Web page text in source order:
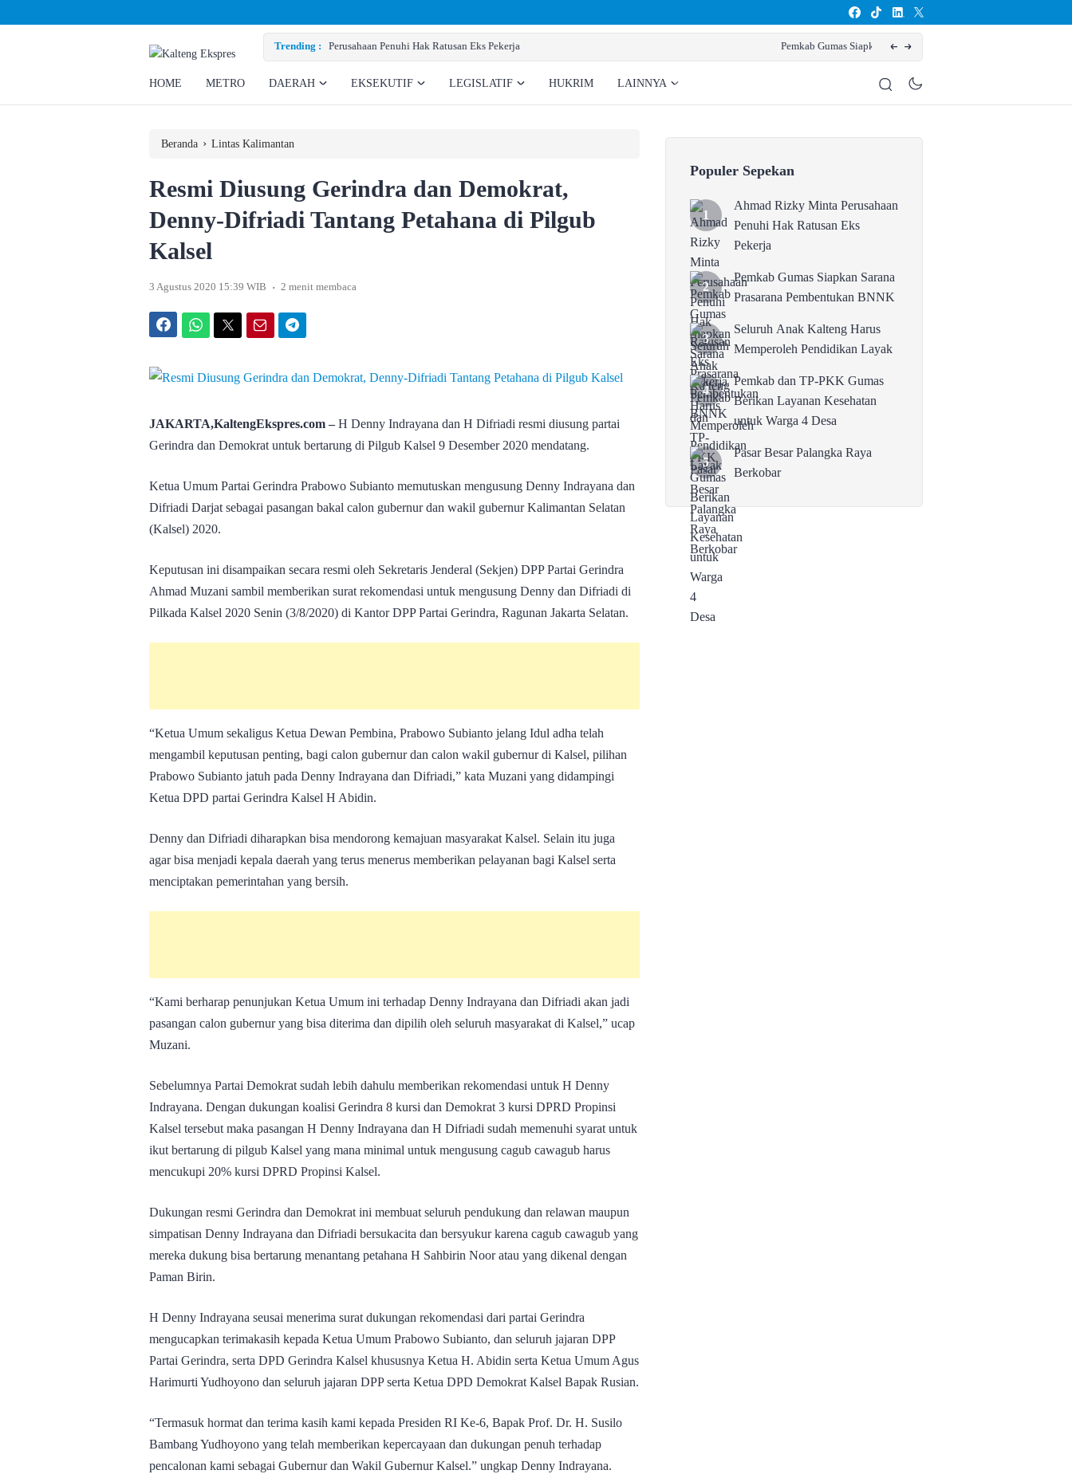
Trending : Pemkab Gumas Siapkan Sarana Prasarana Pembentukan BNNK
HOME METRO DAERAH EKSEKUTIF LEGISLATIF HUKRIM LAINNYA
Beranda › Lintas Kalimantan
Resmi Diusung Gerindra dan Demokrat,
Denny-Difriadi Tantang Petahana di Pilgub
Kalsel
3 Agustus 2020 15:39 WIB . 2 menit membaca
JAKARTA,KaltengEkspres.com –H Denny Indrayana dan H Difriadi resmi diusung partai
Gerindra dan Demokrat untuk bertarung di Pilgub Kalsel 9 Desember 2020 mendatang.
Ketua Umum Partai Gerindra Prabowo Subianto memutuskan mengusung Denny Indrayana dan
Difriadi Darjat sebagai pasangan bakal calon gubernur dan wakil gubernur Kalimantan Selatan
(Kalsel) 2020.
Keputusan ini disampaikan secara resmi oleh Sekretaris Jenderal (Sekjen) DPP Partai Gerindra
Ahmad Muzani sambil memberikan surat rekomendasi untuk mengusung Denny dan Difriadi di
Pilkada Kalsel 2020 Senin (3/8/2020) di Kantor DPP Partai Gerindra, Ragunan Jakarta Selatan.
“Ketua Umum sekaligus Ketua Dewan Pembina, Prabowo Subianto jelang Idul adha telah
mengambil keputusan penting, bagi calon gubernur dan calon wakil gubernur di Kalsel, pilihan
Prabowo Subianto jatuh pada Denny Indrayana dan Difriadi,” kata Muzani yang didampingi
Ketua DPD partai Gerindra Kalsel H Abidin.
Denny dan Difriadi diharapkan bisa mendorong kemajuan masyarakat Kalsel. Selain itu juga
agar bisa menjadi kepala daerah yang terus menerus memberikan pelayanan bagi Kalsel serta
menciptakan pemerintahan yang bersih.
“Kami berharap penunjukan Ketua Umum ini terhadap Denny Indrayana dan Difriadi akan jadi
pasangan calon gubernur yang bisa diterima dan dipilih oleh seluruh masyarakat di Kalsel,” ucap
Muzani.
Sebelumnya Partai Demokrat sudah lebih dahulu memberikan rekomendasi untuk H Denny
Indrayana. Dengan dukungan koalisi Gerindra 8 kursi dan Demokrat 3 kursi DPRD Propinsi
Kalsel tersebut maka pasangan H Denny Indrayana dan H Difriadi sudah memenuhi syarat untuk
ikut bertarung di pilgub Kalsel yang mana minimal untuk mengusung cagub cawagub harus
mencukupi 20% kursi DPRD Propinsi Kalsel.
Dukungan resmi Gerindra dan Demokrat ini membuat seluruh pendukung dan relawan maupun
simpatisan Denny Indrayana dan Difriadi bersukacita dan bersyukur karena cagub cawagub yang
mereka dukung bisa bertarung menantang petahana H Sahbirin Noor atau yang dikenal dengan
Paman Birin.
H Denny Indrayana seusai menerima surat dukungan rekomendasi dari partai Gerindra
mengucapkan terimakasih kepada Ketua Umum Prabowo Subianto, dan seluruh jajaran DPP
Partai Gerindra, serta DPD Gerindra Kalsel khususnya Ketua H. Abidin serta Ketua Umum Agus
Harimurti Yudhoyono dan seluruh jajaran DPP serta Ketua DPD Demokrat Kalsel Bapak Rusian.
“Termasuk hormat dan terima kasih kami kepada Presiden RI Ke-6, Bapak Prof. Dr. H. Susilo
Bambang Yudhoyono yang telah memberikan kepercayaan dan dukungan penuh terhadap
pencalonan kami sebagai Gubernur dan Wakil Gubernur Kalsel.” ungkap Denny Indrayana.
Populer Sepekan
Ahmad Rizky Minta Perusahaan
Penuhi Hak Ratusan Eks
Pekerja
Pemkab Gumas Siapkan Sarana
Prasarana Pembentukan BNNK
Seluruh Anak Kalteng Harus
Memperoleh Pendidikan Layak
Pemkab dan TP-PKK Gumas
Berikan Layanan Kesehatan
untuk Warga 4 Desa
Pasar Besar Palangka Raya
Berkobar